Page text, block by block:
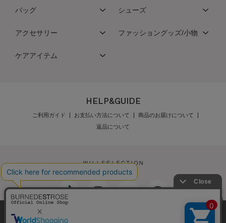
バッグ シューズ
アクセサリー ファッショングッズ/小物
ケアアイテム
HELP&GUIDE
ご利用ガイド お支払い方法について
商品のお届けについて
返品について
弊社はCookieを利用し、Webの利便性向上に努め
最新の在庫数は店舗へお電話下さい